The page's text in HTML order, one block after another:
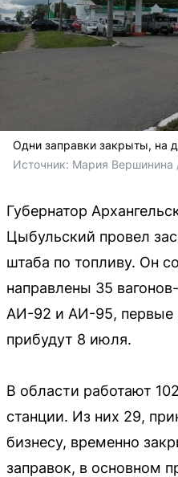
Одни заправки закрыты, на
Источник: Мария Вершинина
Губернатор
Цыбульский провел
штаба по топливу. Он
направлены 35
АИ-92 и АИ-95, первые
прибудут 8 июля.
В области работают
станции. Из них 29,
бизнесу, временно
заправок, в основном